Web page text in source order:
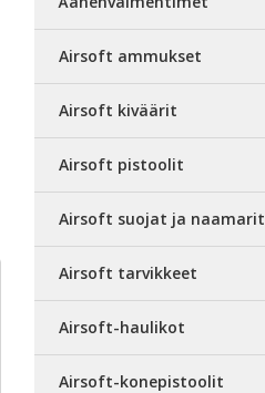
Airsoft ammukset
Airsoft kiväärit
Airsoft pistoolit
Airsoft suojat ja naamarit
Airsoft tarvikkeet
Airsoft-haulikot
Airsoft-konepistoolit